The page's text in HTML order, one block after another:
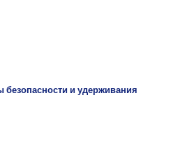
безопасности и удерживания